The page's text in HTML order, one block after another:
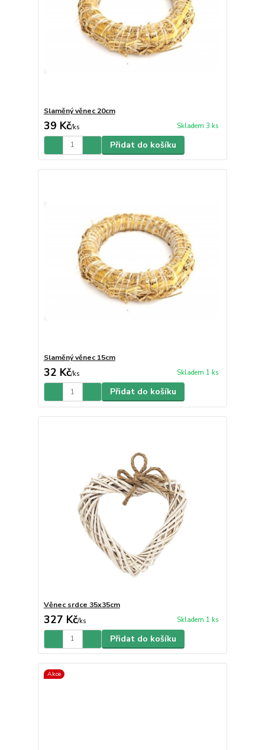
Slaměný věnec 20cm
39 Kč/ks Skladem 3 ks
Přidat do košíku
Slaměný věnec 15cm
32 Kč/ks Skladem 1 ks
Přidat do košíku
Věnec srdce 35x35cm
327 Kč/ks Skladem 1 ks
Přidat do košíku
Akce